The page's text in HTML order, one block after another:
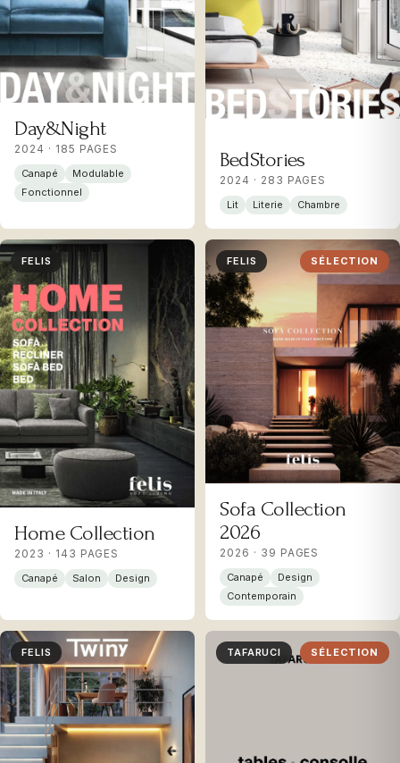
Day&Night
2024 · 185 PAGES
Canapé
Modulable
Fonctionnel
BedStories
2024 · 283 PAGES
Lit Literie Chambre
FELIS
Home Collection
2023 · 143 PAGES
Canapé Salon Design
FELIS SÉLECTION
Sofa Collection
2026
2026 · 39 PAGES
Canapé
Design
Contemporain
FELIS TAFARUCI SÉLECTION